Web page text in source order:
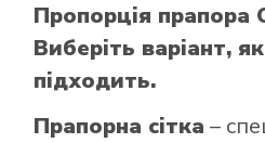
Пропорція
Виберіть варіант,
підходить.
Прапорна сітка –